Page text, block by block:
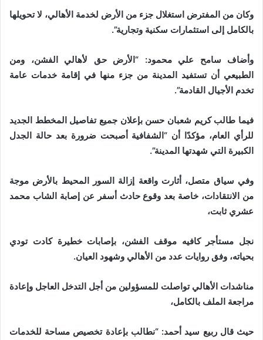
وكان من المفترض استغلال جزء من الأرض لخدمة الأهالي، لا تحويلها
بالكامل إلى استثمارات سكنية وتجارية”.
وأضاف سامح علي محمود: “الأرض حق لأهالي الفشن، ومن
الطبيعي أن تستفيد المدينة من جزء منها في إقامة خدمات عامة
تخدم الأجيال القادمة”.
فيما طالب كريم شعبان حسن بإعلان جميع تفاصيل المخطط الجديد
للرأي العام، مؤكدًا أن “الشفافية أصبحت ضرورة بعد حالة الجدل
الكبيرة التي شهدتها المدينة”.
وفي سياق متصل، أثارت واقعة إزالة السور المحيط بالأرض موجة
من الانتقادات، خاصة بعد وقوع حادث أسفر عن إصابة الشاب محمد
عشري ثابت،
نجل مستأجر كافيه موقف الفشن، بإصابات خطيرة كادت تودي
بحياته، وفق روايات عدد من الأهالي وشهود العيان.
مناشدات الأهالي تواصلت للمسؤولين من أجل التدخل العاجل وإعادة
مراجعة الملف بالكامل،
حيث قال ربيع سيد أحمد: “نطالب بإعادة تخصيص مساحة للخدمات